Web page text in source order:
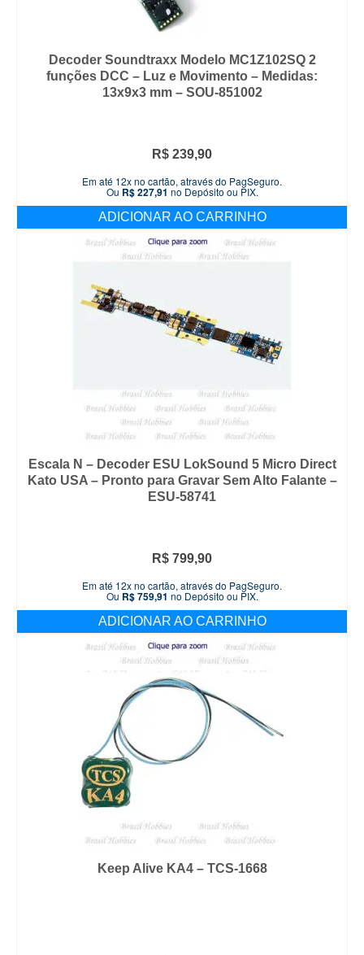
Decoder Soundtraxx Modelo MC1Z102SQ 2
funções DCC – Luz e Movimento – Medidas:
13x9x3 mm – SOU-851002
R$ 239,90
Em até 12x no cartão, através do PagSeguro.
Ou R$227,91 no Depósito ou PIX.
ADICIONAR AO CARRINHO
Escala N – Decoder ESU LokSound 5 Micro Direct
Kato USA – Pronto para Gravar Sem Alto Falante –
ESU-58741
R$ 799,90
Em até 12x no cartão, através do PagSeguro.
Ou R$759,91 no Depósito ou PIX.
ADICIONAR AO CARRINHO
Keep Alive KA4 – TCS-1668